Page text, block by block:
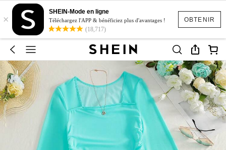
OBTENIR
×
SHEIN-Mode en ligne
Téléchargez l'APP & bénéficiez plus d'avantages !
(18,717)